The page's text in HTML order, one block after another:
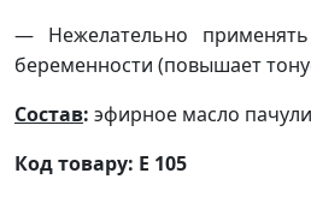
— Нежелательно
беременности (повышает
Состав: эфирное масло
Код товару: Е 105